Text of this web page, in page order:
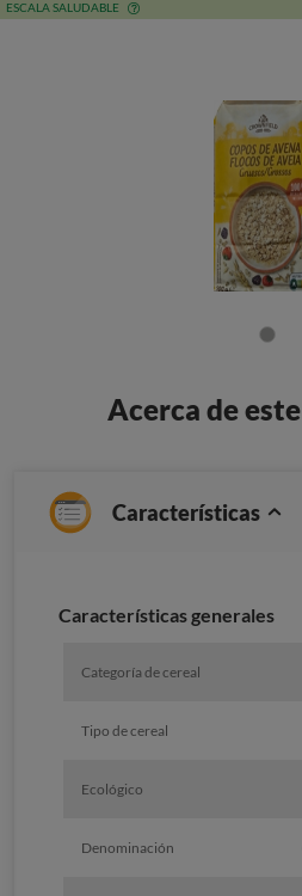
ESCALA SALUDABLE
Acerca de
Características
Características generales
Categoría de cereal
Tipo de cereal
Ecológico
Denominación